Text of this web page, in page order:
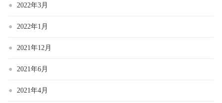
2022年3月
2022年1月
2021年12月
2021年6月
2021年4月